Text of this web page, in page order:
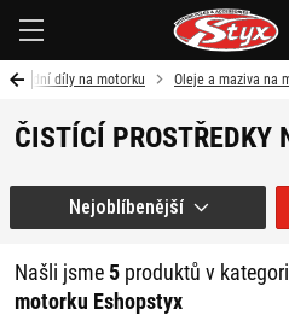
díly na motorku Oleje a maziva na
ČISTÍCÍ PROSTŘEDKY
Našli jsme5 produktů v
motorku Eshopstyx
Nejoblíbenější